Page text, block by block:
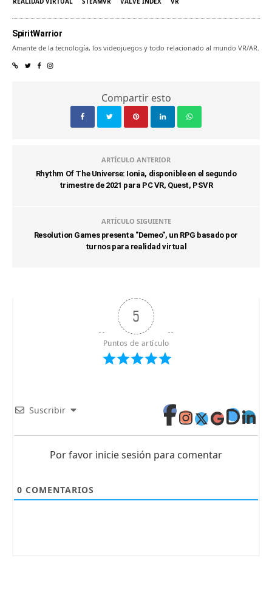
SpiritWarrior
Amante de la tecnología, los videojuegos y todo relacionado al mundo VR/AR.
Compartir esto
ARTÍCULO ANTERIOR
Rhythm Of The Universe: Ionia, disponible en el segundo
trimestre de 2021 para PC VR, Quest, PSVR
ARTÍCULO SIGUIENTE
Resolution Games presenta "Demeo", un RPG basado por
turnos para realidad virtual
5
Puntos de artículo
Suscribir
Por favor inicie sesión para comentar
0 COMENTARIOS